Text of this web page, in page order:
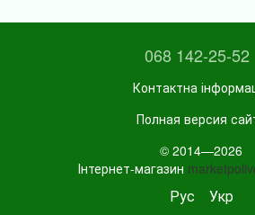
068 142-25-52
Контактна
Полная версия
© 2014—2026
Інтернет-магазин
Рус Укр